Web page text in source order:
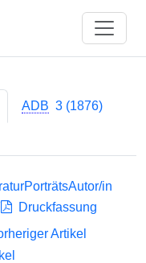
ADB 3 (1876)
PorträtsAutor/in
Druckfassung
Artikel